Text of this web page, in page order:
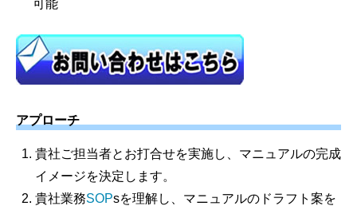
可能
アプローチ
貴社ご担当者とお打合せを実施し、マニュアルの完成
イメージを決定します。
貴社業務SOPsを理解し、マニュアルのドラフト案を